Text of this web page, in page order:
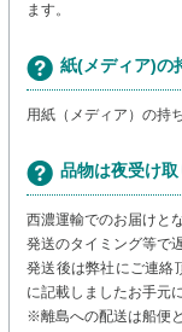
ます。
紙(メディア)の
用紙（メディア）の持
品物は夜受け
西濃運輸でのお届けと
発送のタイミング等で
発送後は弊社にご連絡
に記載しましたお手元
※離島への配送は船便